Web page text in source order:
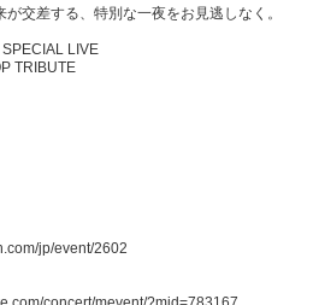
交差する、特別な一夜をお見逃しなく。
LIVE
TRIBUTE
jp/event/2602